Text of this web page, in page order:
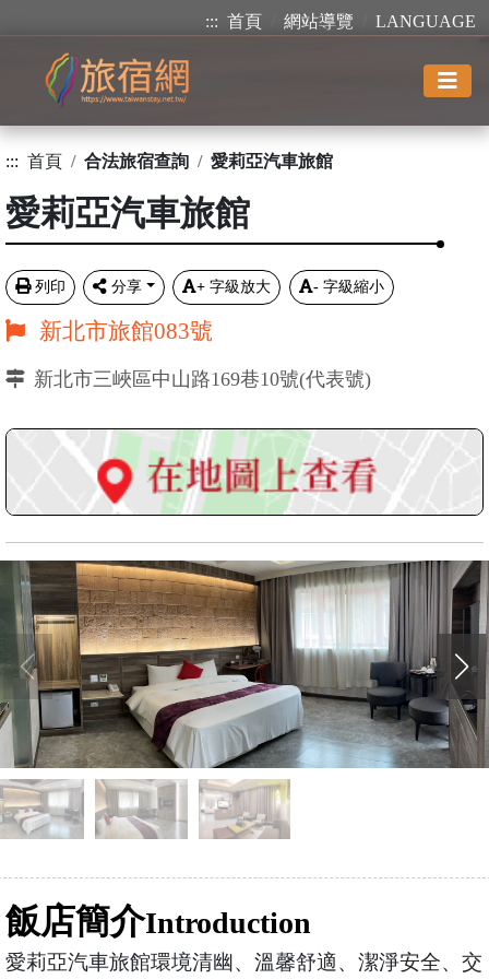
::: 首頁 網站導覽 LANGUAGE
::: 首頁 合法旅宿查詢 愛莉亞汽車旅館
愛莉亞汽車旅館
列印 分享 + 字級放大 - 字級縮小
新北市旅館083號
新北市三峽區中山路169巷10號(代表號)
飯店簡介Introduction
愛莉亞汽車旅館環境清幽、溫馨舒適、潔淨安全、交